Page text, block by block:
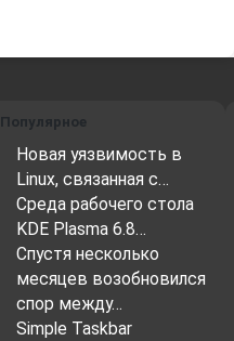
Популярное
Новая уязвимость в
Linux, связанная с…
Среда рабочего стола
KDE Plasma 6.8…
Спустя несколько
месяцев возобновился
спор между…
Simple Taskbar